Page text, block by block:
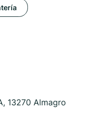
13270 Almagro